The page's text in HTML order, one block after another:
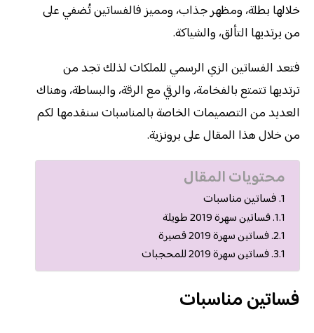
خلالها بطلة، ومظهر جذاب، ومميز فالفساتين تُضفي على
من يرتديها التألق، والشياكة.
فتعد الفساتين الزي الرسمي للملكات لذلك تجد من
ترتديها تتمتع بالفخامة، والرقي مع الرقة، والبساطة، وهناك
العديد من التصميمات الخاصة بالمناسبات سنقدمها لكم
من خلال هذا المقال على برونزية.
محتويات المقال
فساتين مناسبات
فساتين سهرة 2019 طويلة
فساتين سهرة 2019 قصيرة
فساتين سهرة 2019 للمحجبات
فساتين مناسبات